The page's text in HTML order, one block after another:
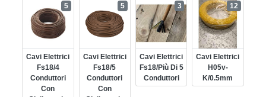
Cavi Elettrici
Fs18/4
Conduttori
Con
5
Cavi Elettrici
Fs18/5
Conduttori
Con
5
Cavi Elettrici
Fs18/più Di 5
Conduttori
3
Cavi Elettrici
H05v-
K/0.5mm
12